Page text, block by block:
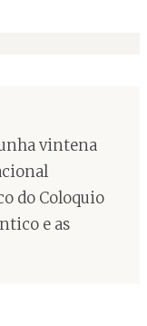
vintena
do Coloquio
e as